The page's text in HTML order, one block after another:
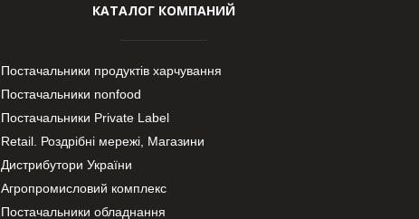
КАТАЛОГ КОМПАНИЙ
Постачальники продуктів харчування
Постачальники nonfood
Постачальники Private Label
Retail. Роздрібні мережі, Магазини
Дистрибутори України
Агропромисловий комплекс
Постачальники обладнання